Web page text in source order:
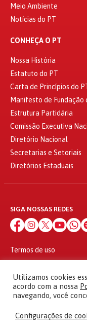
Meio Ambiente
Notícias do PT
CONHEÇA O PT
Nossa História
Estatuto do PT
Carta de Princípios do
Manifesto de Fundação
Estrutura Partidária
Comissão Executiva
Diretório Nacional
Secretarias e Setoriais
Diretórios Estaduais
SIGA NOSSAS REDES
Termos de uso
© 2010 - 2026
Partido dos
Utilizamos cookies
acordo com a nossa
navegando, você
Configurações de